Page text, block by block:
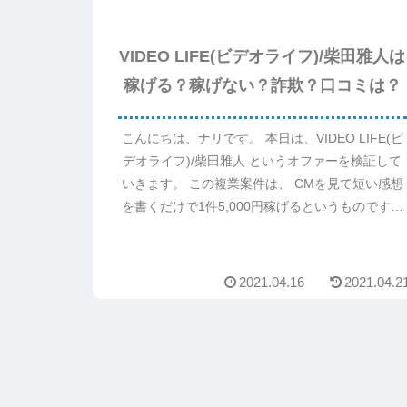
VIDEO LIFE(ビデオライフ)/柴田雅人は
稼げる？稼げない？詐欺？口コミは？
こんにちは、ナリです。 本日は、VIDEO LIFE(ビ
デオライフ)/柴田雅人 というオファーを検証して
いきます。 この複業案件は、 CMを見て短い感想
を書くだけで1件5,000円稼げるというものです。
2021.04.16